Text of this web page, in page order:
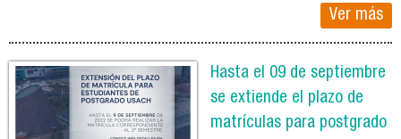
Ver más
Hasta el 09 de septiembre
se extiende el plazo de
matrículas para postgrado